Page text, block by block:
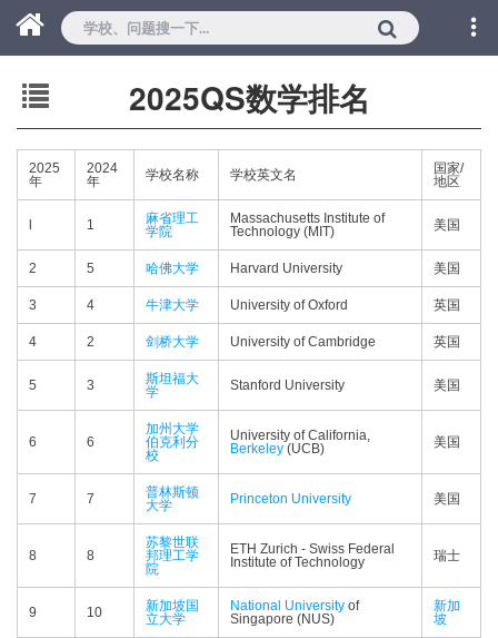
2025QS数学排名
2025
年
2024
年
学校名称 学校英文名
国家/
地区
1
麻省理工
学院
Massachusetts Institute of
Technology (MIT)
美国
2 5 哈佛大学 Harvard University 美国
3 4 牛津大学 University of Oxford 英国
4 2 剑桥大学 University of Cambridge 英国
5 3
斯坦福大
学
Stanford University 美国
6 6
加州大学
伯克利分
校
University of California,
Berkeley (UCB) 美国
7 7
普林斯顿
大学
Princeton University 美国
8 8
苏黎世联
邦理工学
院
ETH Zurich - Swiss Federal
Institute of Technology
瑞士
9 10
新加坡国
立大学
National University of
Singapore (NUS)
新加
坡